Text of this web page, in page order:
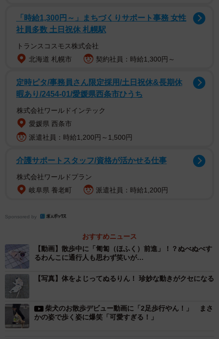
なくなってしまう愛らしさです。通りすがりの人が思わず
「これは何をしてるんですか？」と声をかけたくなるのも
納得の光景といえるでしょう。
地面にお腹をつけて動き回る横綱ちゃん（画像提供：よこむすびさん）
この投稿には2.9万件の“いいね”が寄せられ、リプライ欄に
は「かわいいw」「本人は楽しそう」「何って……“整って
「時給1,300円～」まちづくりサポート事務 女性
社員多数 土日祝休 札幌駅
トランスコスモス株式会社
北海道 札幌市
契約社員：時給1,300円～
定時ピタ/事務員さん限定採用/土日祝休&長期休
暇あり/2454-01/愛媛県西条市ひうち
株式会社ワールドインテック
愛媛県 西条市
派遣社員：時給1,200円～1,500円
介護サポートスタッフ/資格が活かせる仕事
株式会社ワールドプラン
岐阜県 養老町
派遣社員：時給1,200円
Sponsored by
おすすめニュース
【動画】散歩中に「匍匐（ほふく）前進」！？ぬべぬべす
るわんこに通行人も思わず笑いが…
【写真】体をよじってぬるりん！ 珍妙な動きがクセになる
柴犬のお散歩デビュー動画に「2足歩行やん！」 まさ
かの姿で歩く姿に爆笑「可愛すぎる！」